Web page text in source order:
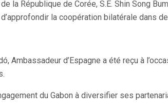
la République de Corée, S.E. Shin Song
la coopération bilatérale dans
Ambassadeur d’Espagne a été reçu à
du Gabon à diversifier ses